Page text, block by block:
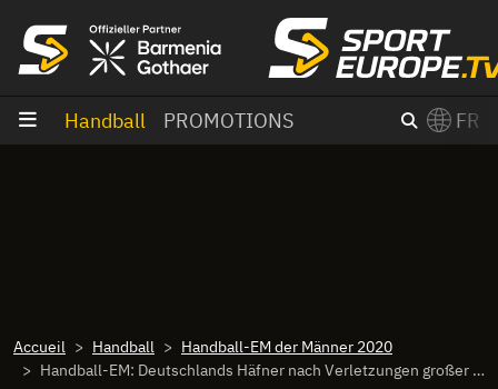
Handball PROMOTIONS FR
Accueil Handball
Handball-EM der Männer 2020
Handball-EM: Deutschlands Häfner nach Verletzungen großer Hoffnungsträger